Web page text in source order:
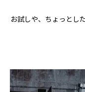
お試しや、ちょっとし